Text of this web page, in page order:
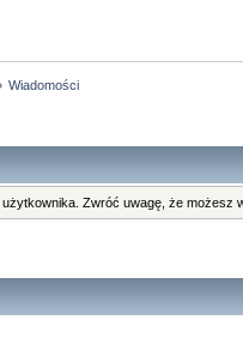
Wiadomości
Zwróć uwagę, że możesz